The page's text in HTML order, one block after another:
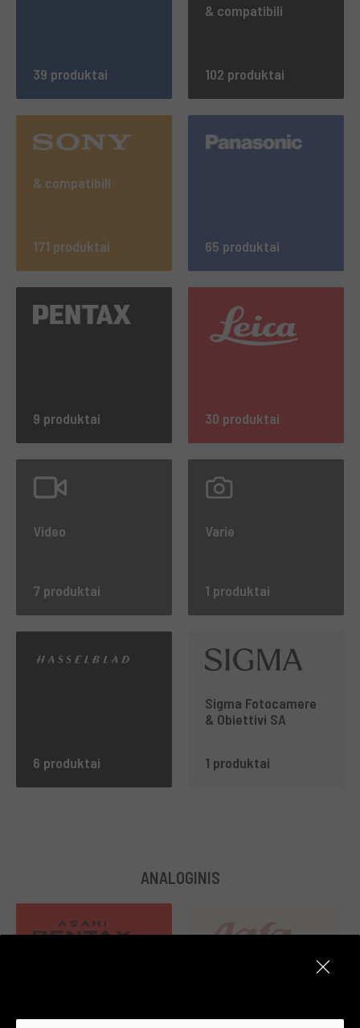
39 produktai
& compatibili
102 produktai
& compatibili
171 produktai 65 produktai
9 produktai 30 produktai
Video
7 produktai
Varie
1 produktai
6 produktai
Sigma Fotocamere
& Obiettivi SA
1 produktai
ANALOGINIS